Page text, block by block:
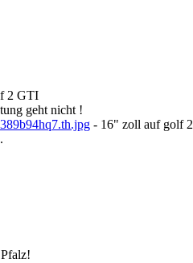
2 GTI
geht nicht !
- 16" zoll auf golf 2